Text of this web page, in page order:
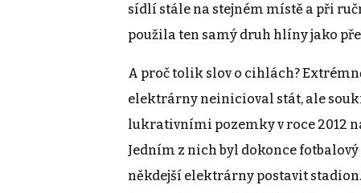
sídlí stále na stejném místě a při
použila ten samý druh hlíny jako
A proč tolik slov o cihlách?
elektrárny neinicioval stát, ale
lukrativními pozemky v roce 2012
Jedním z nich byl dokonce
někdejší elektrárny postavit